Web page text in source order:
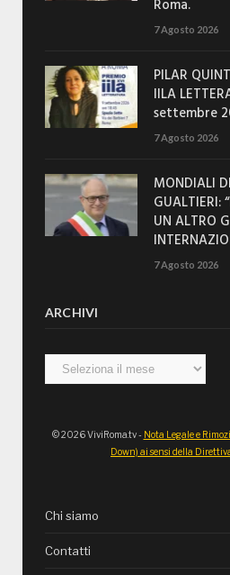
Roma.
7 Agosto 2026
PILAR
IILA
settembre
7 Agosto 2026
MONDIALI
GUALTIERI:
UN ALTRO
7 Agosto 2026
ARCHIVI
Archivi
© 2026 ViviRoma.tv - Nota Legale e
Down) ai sensi della
Chi siamo
Contatti